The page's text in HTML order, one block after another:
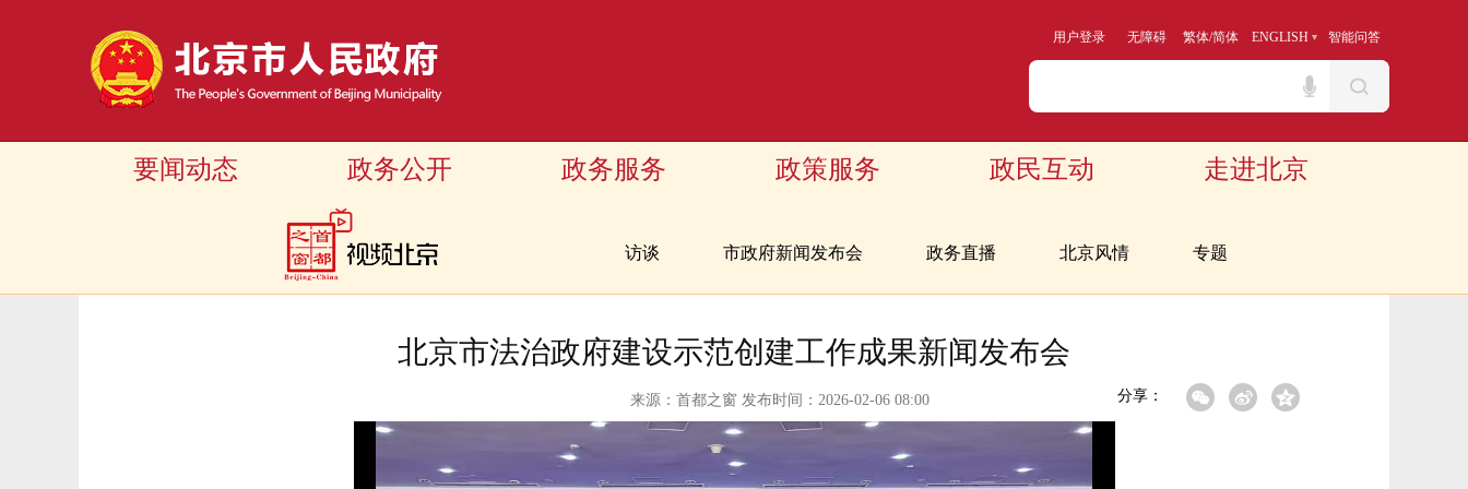
用户登录 无障碍 繁体/简体 ENGLISH 智能问答
要闻动态 政务公开 政务服务 政策服务 政民互动 走进北京
访谈 市政府新闻发布会 政务直播 北京风情 专题
北京市法治政府建设示范创建工作成果新闻发布会
来源：首都之窗 发布时间：2026-02-06 08:00 分享：